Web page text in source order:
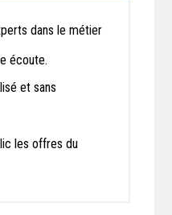
dans le métier
écoute.
et sans
les offres du